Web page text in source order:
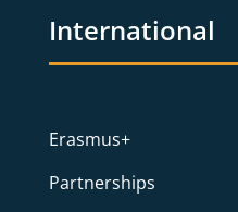
International
Erasmus+
Partnerships